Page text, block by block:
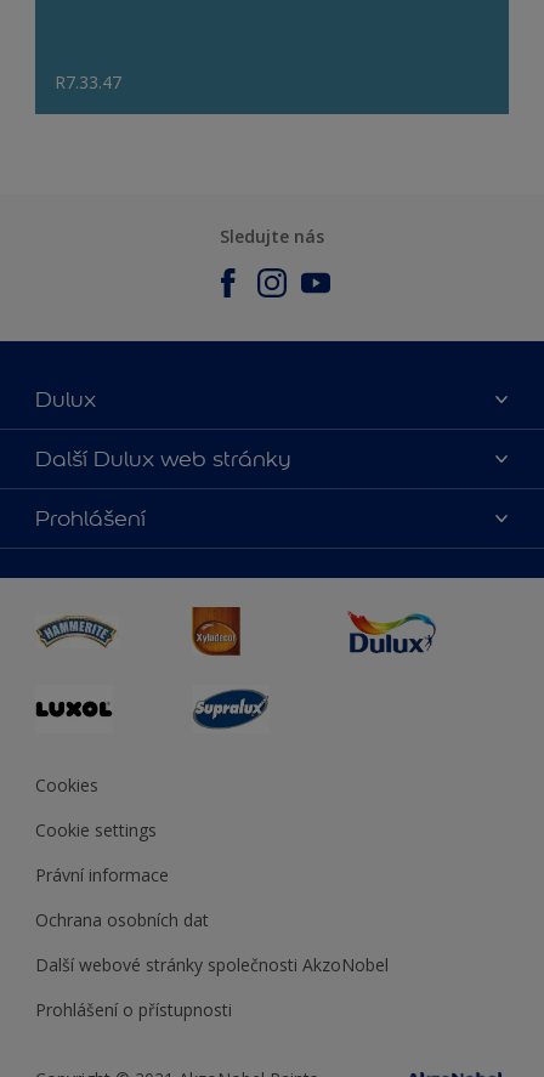
R7.33.47
Sledujte nás
Dulux
O nás
Kontaktujte nás
Najít obchod
Další Dulux web stránky
duluxmalir.cz
duluxmaliar.sk
duluxprodejnabarev.cz
duluxpredajnafarieb.sk
Prohlášení
Cookies
Cookie settings
Právní informace
Ochrana osobních dat
Další webové stránky společnosti AkzoNobel
Prohlášení o přístupnosti